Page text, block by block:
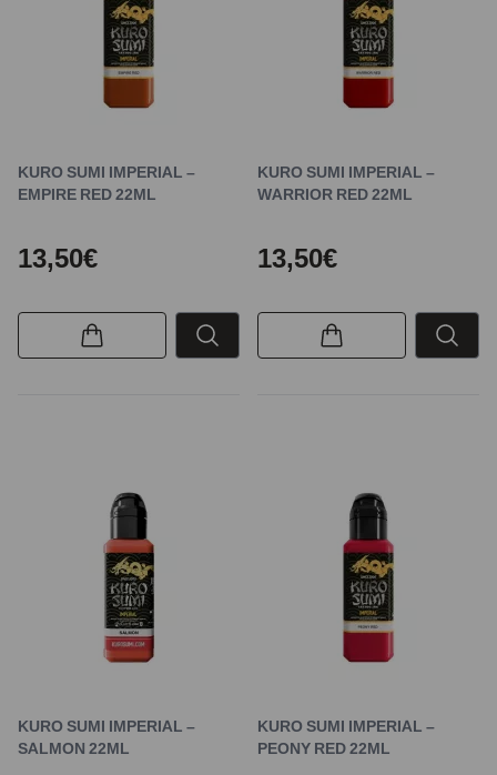
KURO SUMI IMPERIAL –
EMPIRE RED 22ML
13,50€
KURO SUMI IMPERIAL –
WARRIOR RED 22ML
13,50€
KURO SUMI IMPERIAL –
SALMON 22ML
KURO SUMI IMPERIAL –
PEONY RED 22ML